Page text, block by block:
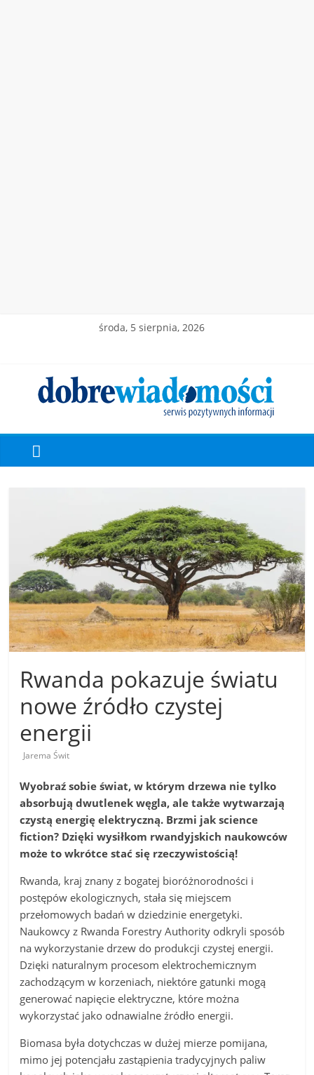
środa, 5 sierpnia, 2026
Rwanda pokazuje światu
nowe źródło czystej
energii
Jarema Świt
Wyobraź sobie świat, w którym drzewa nie tylko
absorbują dwutlenek węgla, ale także wytwarzają
czystą energię elektryczną. Brzmi jak science
fiction? Dzięki wysiłkom rwandyjskich naukowców
może to wkrótce stać się rzeczywistością!
Rwanda, kraj znany z bogatej bioróżnorodności i
postępów ekologicznych, stała się miejscem
przełomowych badań w dziedzinie energetyki.
Naukowcy z Rwanda Forestry Authority odkryli sposób
na wykorzystanie drzew do produkcji czystej energii.
Dzięki naturalnym procesom elektrochemicznym
zachodzącym w korzeniach, niektóre gatunki mogą
generować napięcie elektryczne, które można
wykorzystać jako odnawialne źródło energii.
Biomasa była dotychczas w dużej mierze pomijana,
mimo jej potencjału zastąpienia tradycyjnych paliw